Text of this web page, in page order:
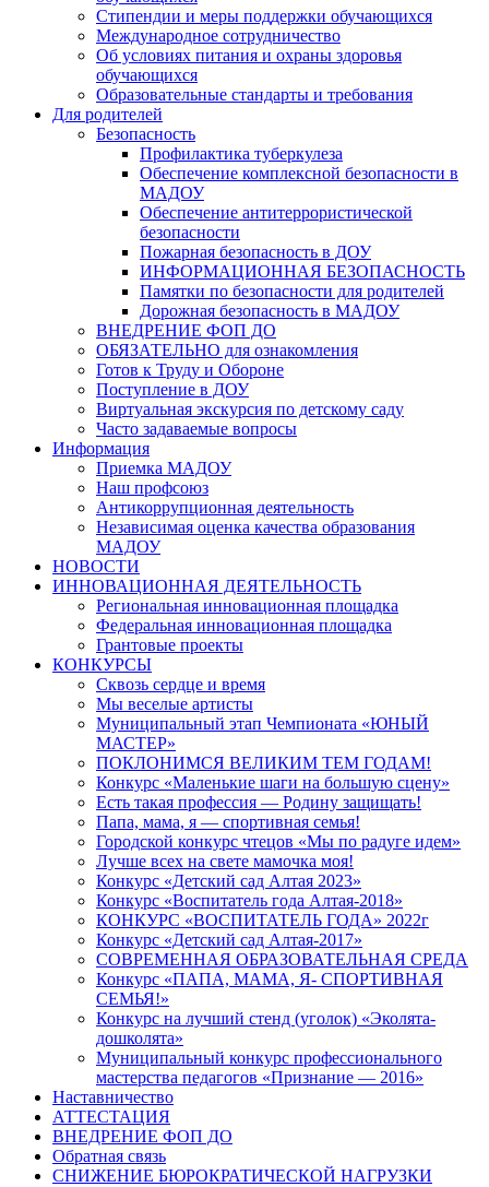
Стипендии и меры поддержки обучающихся
Международное сотрудничество
Об условиях питания и охраны здоровья
обучающихся
Образовательные стандарты и требования
Для родителей
Безопасность
Профилактика туберкулеза
Обеспечение комплексной безопасности в
МАДОУ
Обеспечение антитеррористической
безопасности
Пожарная безопасность в ДОУ
ИНФОРМАЦИОННАЯ БЕЗОПАСНОСТЬ
Памятки по безопасности для родителей
Дорожная безопасность в МАДОУ
ВНЕДРЕНИЕ ФОП ДО
ОБЯЗАТЕЛЬНО для ознакомления
Готов к Труду и Обороне
Поступление в ДОУ
Виртуальная экскурсия по детскому саду
Часто задаваемые вопросы
Информация
Приемка МАДОУ
Наш профсоюз
Антикоррупционная деятельность
Независимая оценка качества образования
МАДОУ
НОВОСТИ
ИННОВАЦИОННАЯ ДЕЯТЕЛЬНОСТЬ
Региональная инновационная площадка
Федеральная инновационная площадка
Грантовые проекты
КОНКУРСЫ
Сквозь сердце и время
Мы веселые артисты
Муниципальный этап Чемпионата «ЮНЫЙ
МАСТЕР»
ПОКЛОНИМСЯ ВЕЛИКИМ ТЕМ ГОДАМ!
Конкурс «Маленькие шаги на большую сцену»
Есть такая профессия — Родину защищать!
Папа, мама, я — спортивная семья!
Городской конкурс чтецов «Мы по радуге идем»
Лучше всех на свете мамочка моя!
Конкурс «Детский сад Алтая 2023»
Конкурс «Воспитатель года Алтая-2018»
КОНКУРС «ВОСПИТАТЕЛЬ ГОДА» 2022г
Конкурс «Детский сад Алтая-2017»
СОВРЕМЕННАЯ ОБРАЗОВАТЕЛЬНАЯ СРЕДА
Конкурс «ПАПА, МАМА, Я- СПОРТИВНАЯ
СЕМЬЯ!»
Конкурс на лучший стенд (уголок) «Эколята-
дошколята»
Муниципальный конкурс профессионального
мастерства педагогов «Признание — 2016»
Наставничество
АТТЕСТАЦИЯ
ВНЕДРЕНИЕ ФОП ДО
Обратная связь
СНИЖЕНИЕ БЮРОКРАТИЧЕСКОЙ НАГРУЗКИ